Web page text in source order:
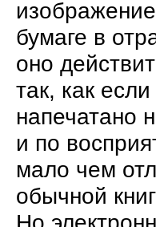
бумаге в
оно
так, как
напечатано
и по
мало чем
обычной